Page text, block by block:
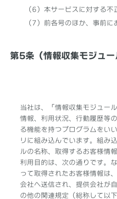
（6）本サービスに対する
（7）前各号のほか、事前
第5条（情報収集モジュー
当社は、「情報収集モジュー
情報、利用状況、行動履歴等
る機能を持つプログラムをい
リに組み込んでいます。組み
ルの名称、取得するお客様情
利用目的は、次の通りです。
って取得されたお客様情報は
会社へ送信され、提供会社が
の他の関連規定（総称して以